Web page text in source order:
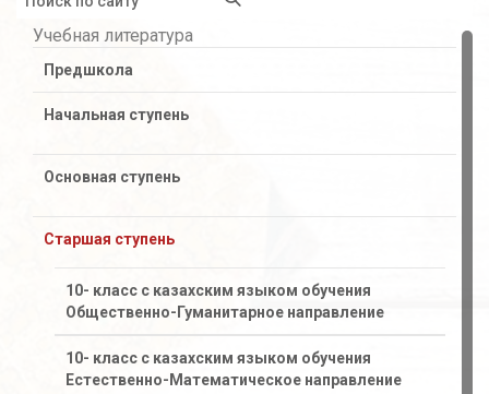
Учебная литература
Предшкола
Начальная ступень
Основная ступень
Старшая ступень
10- класс с казахским языком обучения
Общественно-Гуманитарное направление
10- класс с казахским языком обучения
Естественно-Математическое направление